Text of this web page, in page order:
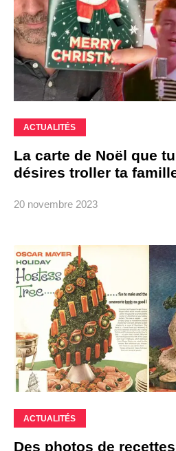
ACTUALITÉS
La carte de Noël que
désires troller ta
20 novembre 2023
ACTUALITÉS
Des photos de